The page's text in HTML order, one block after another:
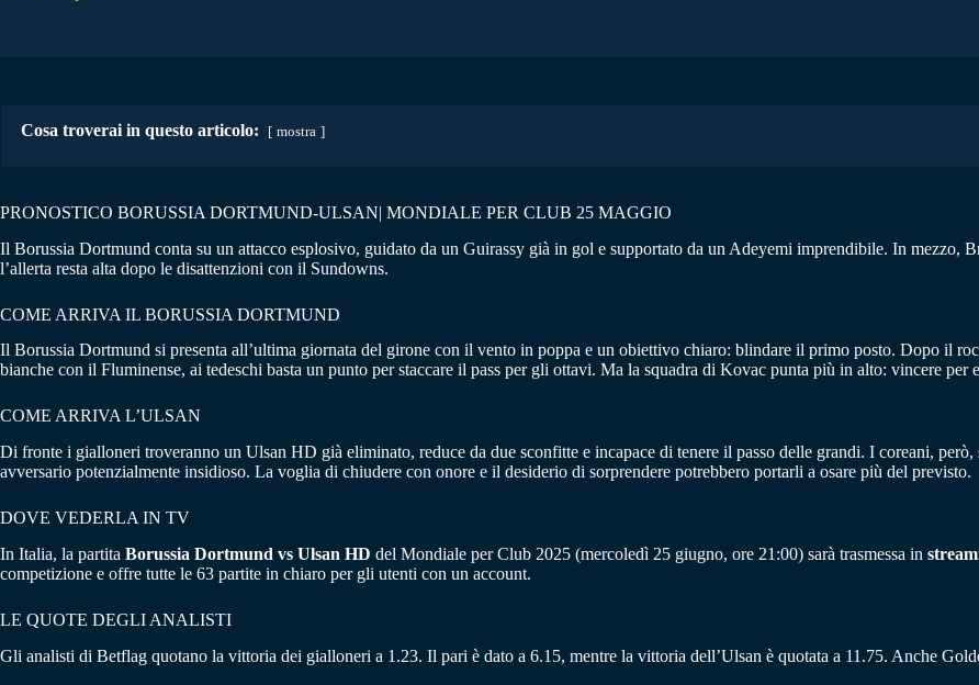
Cosa troverai in questo articolo: mostra
PRONOSTICO BORUSSIA DORTMUND-ULSAN| MONDIALE PER CLUB 25 MAGGIO
Il Borussia Dortmund conta su un attacco esplosivo, guidato da un Guirassy già in gol e supportato da un Adeyemi imprendibile. In mezzo,
l’allerta resta alta dopo le disattenzioni con il Sundowns.
COME ARRIVA IL BORUSSIA DORTMUND
Il Borussia Dortmund si presenta all’ultima giornata del girone con il vento in poppa e un obiettivo chiaro: blindare il primo posto. Dopo il
bianche con il Fluminense, ai tedeschi basta un punto per staccare il pass per gli ottavi. Ma la squadra di Kovac punta più in alto: vincere
COME ARRIVA L’ULSAN
Di fronte i gialloneri troveranno un Ulsan HD già eliminato, reduce da due sconfitte e incapace di tenere il passo delle grandi. I coreani,
avversario potenzialmente insidioso. La voglia di chiudere con onore e il desiderio di sorprendere potrebbero portarli a osare più del previsto.
DOVE VEDERLA IN TV
In Italia, la partita Borussia Dortmund vs Ulsan HD del Mondiale per Club 2025 (mercoledì 25 giugno, ore 21:00) sarà trasmessa in
competizione e offre tutte le 63 partite in chiaro per gli utenti con un account.
LE QUOTE DEGLI ANALISTI
Gli analisti di Betflag quotano la vittoria dei gialloneri a 1.23. Il pari è dato a 6.15, mentre la vittoria dell’Ulsan è quotata a 11.75. Anche